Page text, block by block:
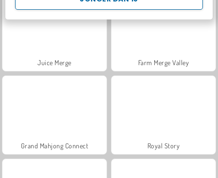
Juice Merge Farm Merge Valley
Grand Mahjong Connect Royal Story